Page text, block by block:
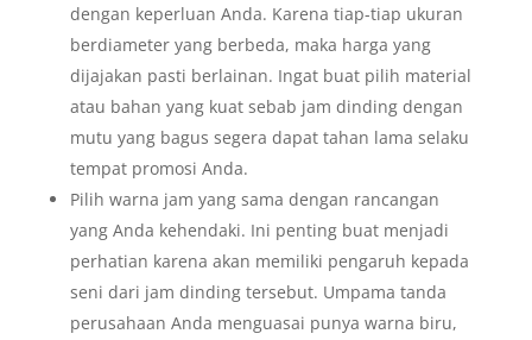
dengan keperluan Anda. Karena tiap-tiap ukuran
berdiameter yang berbeda, maka harga yang
dijajakan pasti berlainan. Ingat buat pilih material
atau bahan yang kuat sebab jam dinding dengan
mutu yang bagus segera dapat tahan lama selaku
tempat promosi Anda.
Pilih warna jam yang sama dengan rancangan
yang Anda kehendaki. Ini penting buat menjadi
perhatian karena akan memiliki pengaruh kepada
seni dari jam dinding tersebut. Umpama tanda
perusahaan Anda menguasai punya warna biru,